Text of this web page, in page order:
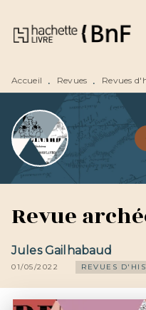
MENU
Accueil • Revues • Revues
Revue
Jules Gailhabaud
01/05/2022 REVUES